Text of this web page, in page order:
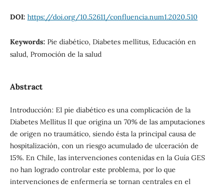
DOI: https://doi.org/10.52611/confluencia.num1.2020.510
Keywords: Pie diabético, Diabetes mellitus, Educación en
salud, Promoción de la salud
Abstract
Introducción: El pie diabético es una complicación de la
Diabetes Mellitus II que origina un 70% de las amputaciones
de origen no traumático, siendo ésta la principal causa de
hospitalización, con un riesgo acumulado de ulceración de
15%. En Chile, las intervenciones contenidas en la Guía GES
no han logrado controlar este problema, por lo que
intervenciones de enfermería se tornan centrales en el